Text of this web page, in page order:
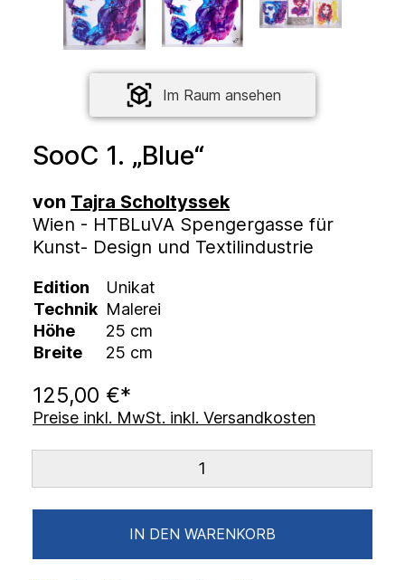
Im Raum ansehen
SooC 1. „Blue“
von Tajra Scholtyssek
Wien - HTBLuVA Spengergasse für
Kunst- Design und Textilindustrie
Edition
Unikat
Technik Malerei
Höhe
25 cm
Breite
25 cm
125,00 €*
Preise inkl. MwSt. inkl. Versandkosten
IN DEN WARENKORB